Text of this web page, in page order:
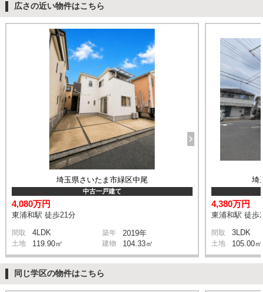
広さの近い物件はこちら
埼玉県さいたま市緑区中尾
中古一戸建て
4,080万円
東浦和駅 徒歩21分
間取 4LDK 築年 2019年
土地 119.90㎡ 建物 104.33㎡
埼
4,380万円
東浦和駅 徒歩
間取 3LDK
土地 105.00㎡
同じ学区の物件はこちら